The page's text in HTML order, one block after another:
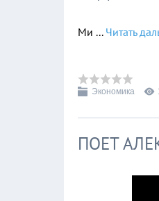
Ми ... Читать
Экономика
ПОЕТ